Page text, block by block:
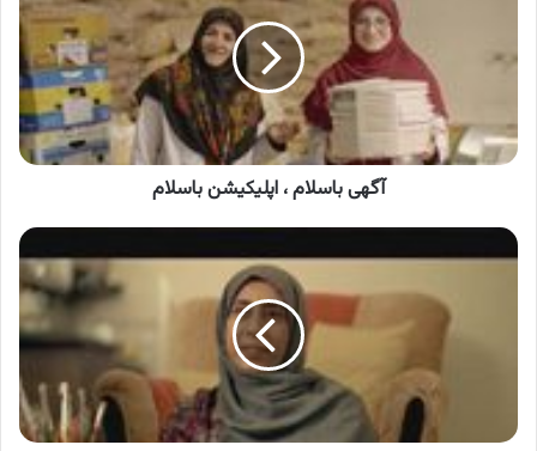
باسلام
آگهی باسلام ، اپلیکیشن باسلام
آگهی
باسلام